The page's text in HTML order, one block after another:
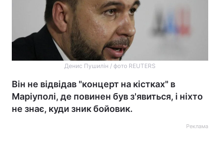
Денис Пушилін / фото REUTERS
Він не відвідав "концерт на кістках" в
Маріуполі, де повинен був з'явиться, і ніхто
не знає, куди зник бойовик.
Реклама